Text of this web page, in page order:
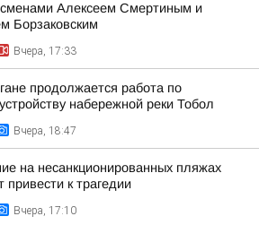
Алексеем Смертиным и
Борзаковским
Вчера, 17:33
продолжается работа по
набережной реки Тобол
Вчера, 18:47
на несанкционированных пляжах
привести к трагедии
Вчера, 17:10